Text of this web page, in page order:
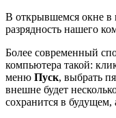
В открывшемся окне
разрядность нашего
Более современный
компьютера такой:
меню Пуск, выбрать
внешне будет
сохранится в будущем,